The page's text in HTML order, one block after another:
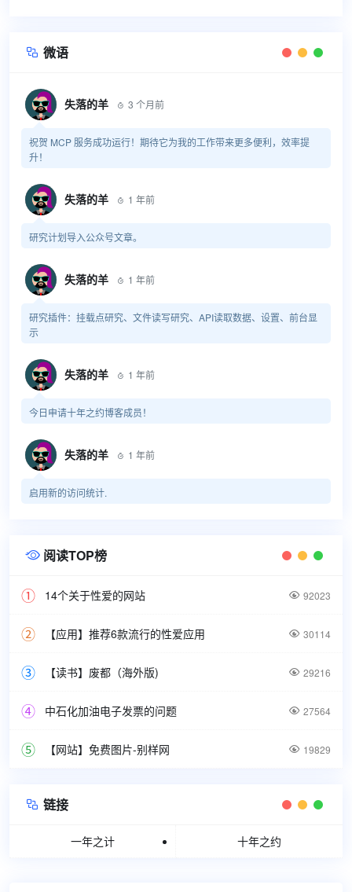
 微语
失落的羊  3 个月前
祝贺 MCP 服务成功运行！期待它为我的工作带来更多便利，效率提
升！
失落的羊  1 年前
研究计划导入公众号文章。
失落的羊  1 年前
研究插件：挂载点研究、文件读写研究、API读取数据、设置、前台显
示
失落的羊  1 年前
今日申请十年之约博客成员！
失落的羊  1 年前
启用新的访问统计.
 阅读TOP榜
14个关于性爱的网站  92023
【应用】推荐6款流行的性爱应用  30114
【读书】废都（海外版)  29216
中石化加油电子发票的问题  27564
【网站】免费图片-别样网  19829
 链接
一年之计 十年之约